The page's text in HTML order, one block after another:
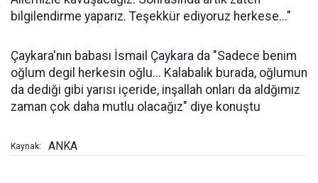
bilgilendirme yaparız. Teşekkür ediyoruz herkese..."
Çaykara'nın babası İsmail Çaykara da "Sadece benim
oğlum degil herkesin oğlu... Kalabalık burada, oğlumun
da dediği gibi yarısı içeride, inşallah onları da aldğımız
zaman çok daha mutlu olacağız" diye konuştu
Kaynak: ANKA